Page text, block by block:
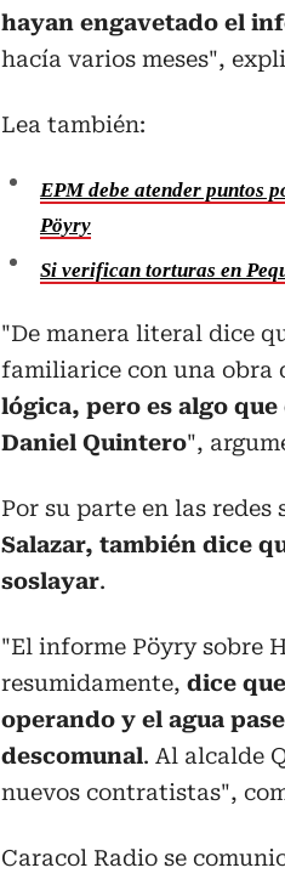
hayan engavetado el
hacía varios meses",
Lea también:
EPM debe atender puntos
Pöyry
Si verifican torturas en
"De manera literal dice
familiarice con una obra
lógica, pero es algo
Daniel Quintero",
Por su parte en las
Salazar, también dice
soslayar.
"El informe Pöyry sobre
resumidamente, dice
operando y el agua
descomunal. Al alcalde
nuevos contratistas",
Caracol Radio se